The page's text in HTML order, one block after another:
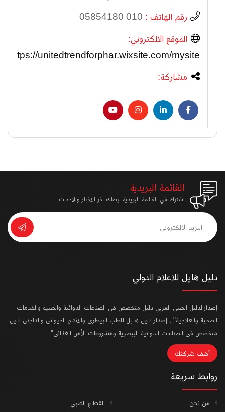
رقم الهاتف : 010 05854180
الموقع الالكتروني:
https://unitedtrendforphar.wixsite.com/mysite
مشاركة:
القائمة البريدية
اشترك في القائمة البريدية ليصلك اخر الاخبار والاحداث
دليل هايل للاعلام الدولي
إصدارالدليل الطبى العربي دليل متخصص فى الصناعات الدوائية والطبية والخدمات
الصحية والعلاجية" , إصدار دليل هايل للطب البيطرى والانتاج الحيوانى والداجنى دليل
متخصص فى الصناعات الدوائية البيطرية ومشروعات الأمن الغذائى"
أضف شركتك
روابط سريعة
من نحن القطاع الطبي